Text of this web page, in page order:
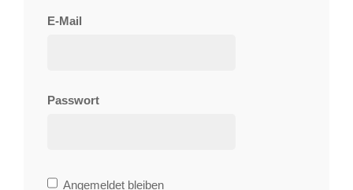
E-Mail
Passwort
Bleibe
Angemeldet bleiben